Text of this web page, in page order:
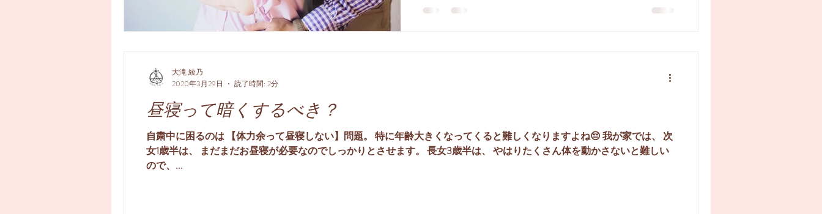
昼寝って暗くするべき？
自粛中に困るのは 【体力余って昼寝しない】問題。 特に年齢大きくなってくると難しくなりますよね😔 我が家では、 次
女1歳半は、 まだまだお昼寝が必要なのでしっかりとさせます。 長女3歳半は、 やはりたくさん体を動かさないと難しい
ので、...
大滝 綾乃
2020年3月29日
読了時間: 2分